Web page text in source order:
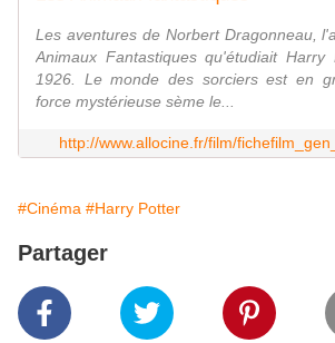
Les aventures de Norbert Dragonneau,
Animaux Fantastiques qu'étudiait Harry
1926. Le monde des sorciers est en
force mystérieuse sème le...
http://www.allocine.fr/film/
#Cinéma #Harry Potter
Partager